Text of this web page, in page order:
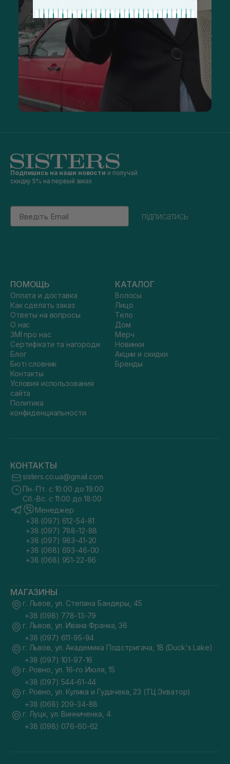
Подпишись на наши новости и получай
скидку 5% на первый заказ
Email
підписатись
ПОМОЩЬ
Оплата и доставка
Как сделать заказ
Ответы на вопросы
О нас
ЗМІ про нас
Сертифікати та нагороди
Блог
Бюті словник
Контакты
Условия использования
сайта
Политика
конфиденциальности
КАТАЛОГ
Волосы
Лицо
Тело
Дом
Мерч
Новинки
Акции и скидки
Бренды
КОНТАКТЫ
sisters.co.ua@gmail.com
Пн.-Пт. с 10:00 до 19:00
Сб.-Вс. с 11:00 до 18:00
Менеджер
+38 (097) 612-54-81
+38 (097) 788-12-88
+38 (097) 983-41-20
+38 (068) 693-46-00
+38 (068) 951-22-86
МАГАЗИНЫ
г. Львов, ул. Степана Бандеры, 45
+38 (098) 778-13-79
г. Львов, ул. Ивана Франка, 36
+38 (097) 611-95-94
г. Львов, ул. Академика Подстригача, 1В (Duck's Lake)
+38 (097) 101-97-16
г. Ровно, ул. 16-го Июля, 15
+38 (097) 544-61-44
г. Ровно, ул. Кулика и Гудачека, 23 (ТЦ Экватор)
+38 (068) 209-34-88
г. Луцк, ул. Винниченка, 4
+38 (098) 076-60-62